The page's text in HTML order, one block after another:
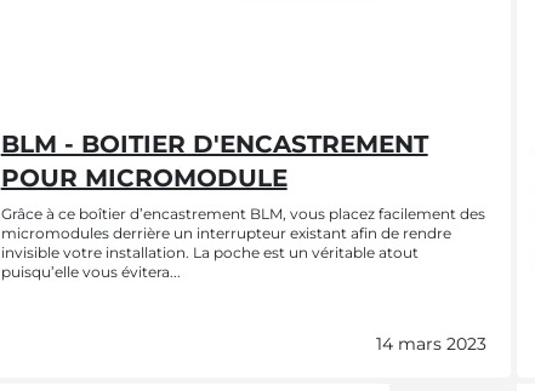
BLM - BOITIER D'ENCASTREMENT
POUR MICROMODULE
Grâce à ce boîtier d’encastrement BLM, vous placez facilement des
micromodules derrière un interrupteur existant afin de rendre
invisible votre installation. La poche est un véritable atout
puisqu’elle vous évitera...
14 mars 2023